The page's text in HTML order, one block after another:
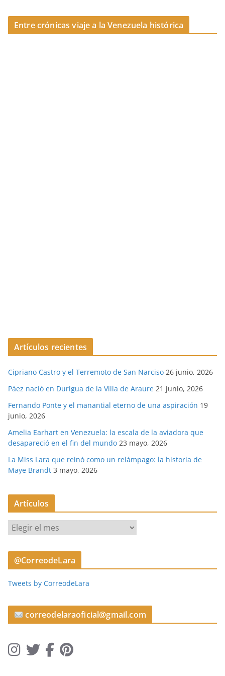
k
Entre crónicas viaje a la Venezuela histórica
Artículos recientes
Cipriano Castro y el Terremoto de San Narciso 26 junio, 2026
Páez nació en Durigua de la Villa de Araure 21 junio, 2026
Fernando Ponte y el manantial eterno de una aspiración 19
junio, 2026
Amelia Earhart en Venezuela: la escala de la aviadora que
desapareció en el fin del mundo 23 mayo, 2026
La Miss Lara que reinó como un relámpago: la historia de
Maye Brandt 3 mayo, 2026
Artículos
t
u
s
@CorreodeLara
Tweets by CorreodeLara
correodelaraoficial@gmail.com